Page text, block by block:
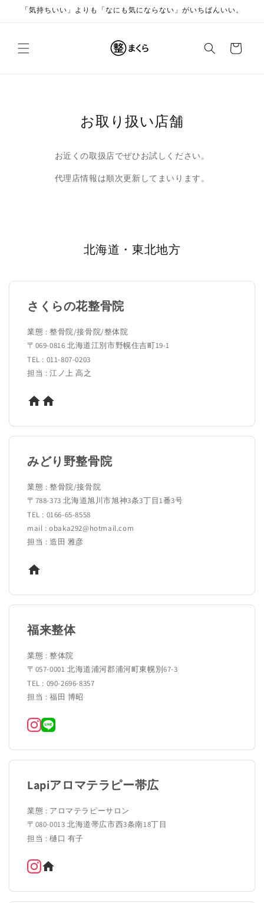
ンツに
「気持ちいい」よりも「なにも気にならない」がいちばんいい。
ー
お取り扱い店舗
お近くの取扱店でぜひお試しください。
代理店情報は順次更新してまいります。
北海道・東北地方
さくらの花整骨院
業態 : 整骨院/接骨院/整体院
〒069-0816 北海道江別市野幌住吉町19-1
TEL : 011-807-0203
担当 : 江ノ上 高之
みどり野整骨院
業態 : 整骨院/接骨院
〒788-373 北海道旭川市旭神3条3丁目1番3号
TEL : 0166-65-8558
mail : obaka292@hotmail.com
担当 : 造田 雅彦
福来整体
業態 : 整体院
〒057-0001 北海道浦河郡浦河町東幌別67-3
TEL : 090-2696-8357
担当 : 福田 博昭
Lapiアロマテラピー帯広
業態 : アロマテラピーサロン
〒080-0013 北海道帯広市西3条南18丁目
担当 : 樋口 有子